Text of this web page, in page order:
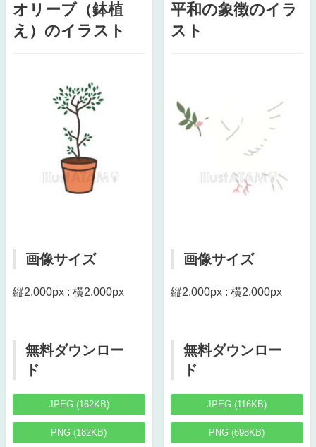
オリーブ（鉢植
え）のイラスト
画像サイズ
縦2,000px : 横2,000px
無料ダウンロー
ド
JPEG (162KB)
PNG (182KB)
平和の象徴のイラ
スト
画像サイズ
縦2,000px : 横2,000px
無料ダウンロー
ド
JPEG (116KB)
PNG (698KB)